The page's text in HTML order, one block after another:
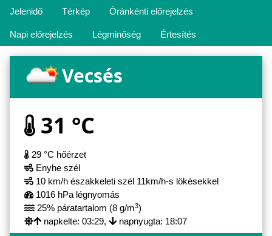
Jelenidő Térkép Óránkénti előrejelzés
Napi előrejelzés Légminőség Értesítés
Vecsés
31 °C
29 °C hőérzet
Enyhe szél
10 km/h északkeleti szél 11km/h-s lökésekkel
1016 hPa légnyomás
25% páratartalom (8 g/m3)
napkelte: 03:29,
napnyugta: 18:07